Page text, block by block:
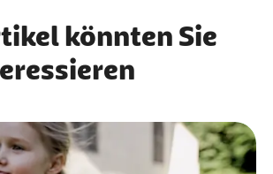
könnten Sie